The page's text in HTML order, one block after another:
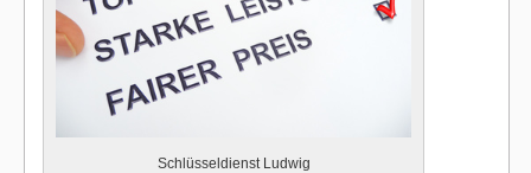
Schlüsseldienst Ludwig